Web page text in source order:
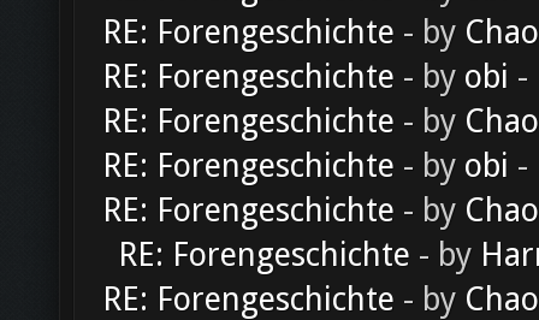
RE: Forengeschichte - by
RE: Forengeschichte - by obi -
RE: Forengeschichte - by
RE: Forengeschichte - by obi -
RE: Forengeschichte - by
RE: Forengeschichte - by
RE: Forengeschichte - by